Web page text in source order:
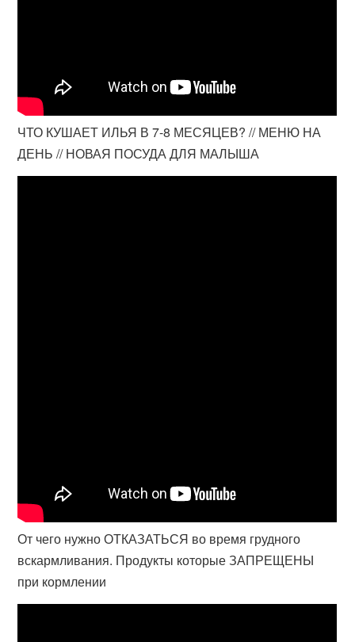
ЧТО КУШАЕТ ИЛЬЯ В 7-8 МЕСЯЦЕВ? // МЕНЮ НА
ДЕНЬ // НОВАЯ ПОСУДА ДЛЯ МАЛЫША
От чего нужно ОТКАЗАТЬСЯ во время грудного
вскармливания. Продукты которые ЗАПРЕЩЕНЫ
при кормлении